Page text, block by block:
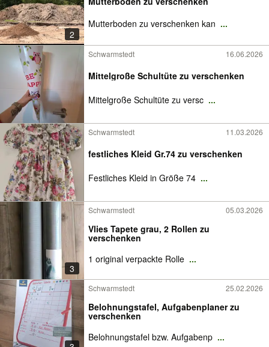
2
Mutterboden zu verschenken kan ...
Schwarmstedt 16.06.2026
Mittelgroße Schultüte zu verschenken
Mittelgroße Schultüte zu versc ...
Schwarmstedt 11.03.2026
festliches Kleid Gr.74 zu verschenken
Festliches Kleid in Größe 74 ...
3
Schwarmstedt 05.03.2026
Vlies Tapete grau, 2 Rollen zu
verschenken
1 original verpackte Rolle ...
Schwarmstedt 25.02.2026
Belohnungstafel, Aufgabenplaner zu
verschenken
Belohnungstafel bzw. Aufgabenp ...